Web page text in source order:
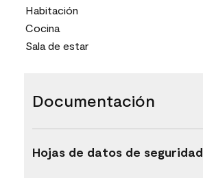
Habitación
Cocina
Sala de estar
Documentación
Hojas de datos de seguridad